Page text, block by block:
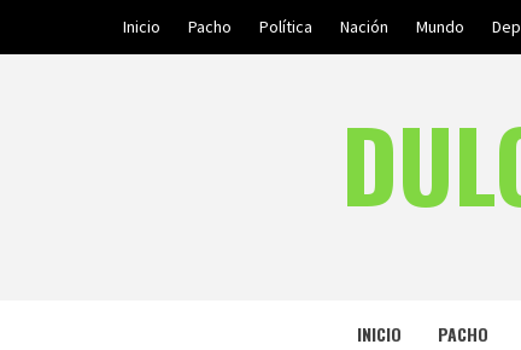
Inicio Pacho Política Nación Mundo
INICIO PACHO